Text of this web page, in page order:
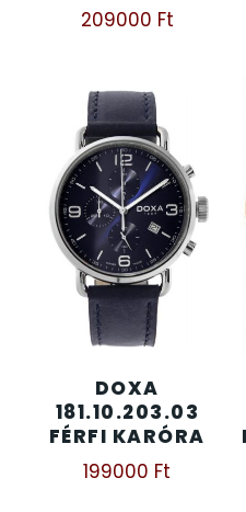
209000 Ft
DOXA
181.10.203.03
FÉRFI KARÓRA
199000 Ft
MÁRKÁS KARÓRA SZÍJAK
MASERATI
MORGAN
OKOSÓRA SZÍJAK
OKOSÓRÁK
ÖNGYÚJTÓK
ÓRAFORGATÓK